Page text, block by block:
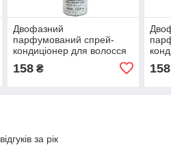
Двофазний
парфумований спрей-
кондиціонер для волосся
Kashmir Brand Collection
158₴
02
158
за рік